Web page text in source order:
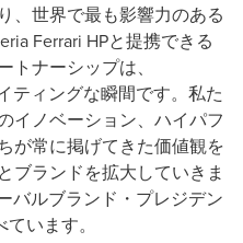
、世界で最も影響力のある
Ferrari HPと提携できる
トナーシップは、
ティングな瞬間です。私た
イノベーション、ハイパフ
が常に掲げてきた価値観を
ブランドを拡大していきま
バルブランド・プレジデン
います。